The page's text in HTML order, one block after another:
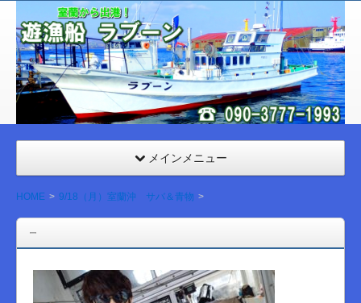
室
蘭
遊漁
船
ラブ
ーン
メインメニュー
HOME 9/18（月）室蘭沖 サバ＆青物